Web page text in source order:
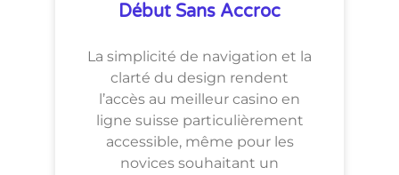
Début Sans Accroc
La simplicité de navigation et la
clarté du design rendent
l’accès au meilleur casino en
ligne suisse particulièrement
accessible, même pour les
novices souhaitant un